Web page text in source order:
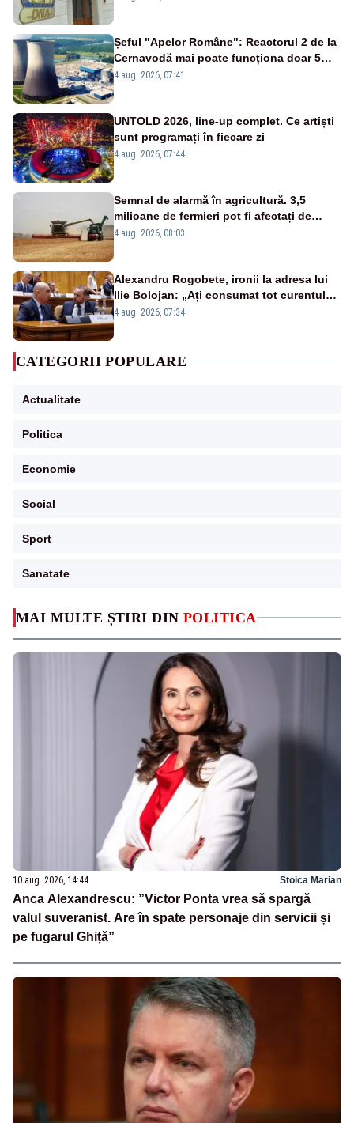
MAI MULTE ȘTIRI DIN POLITICA
10 aug. 2026, 14:44 Stoica Marian
Anca Alexandrescu: ”Victor Ponta vrea să spargă
valul suveranist. Are în spate personaje din servicii și
pe fugarul Ghiță”
Șeful "Apelor Române": Reactorul 2 de la
Cernavodă mai poate funcționa doar 5
zile
4 aug. 2026, 07:41
UNTOLD 2026, line-up complet. Ce artiști
sunt programați în fiecare zi
4 aug. 2026, 07:44
Semnal de alarmă în agricultură. 3,5
milioane de fermieri pot fi afectați de
strategia pentru conservarea
4 aug. 2026, 08:03
Alexandru Rogobete, ironii la adresa lui
Ilie Bolojan: „Ați consumat tot curentul
urmărind șobolani imaginari”
4 aug. 2026, 07:34
CATEGORII POPULARE
Actualitate
Politica
Economie
Social
Sport
Sanatate